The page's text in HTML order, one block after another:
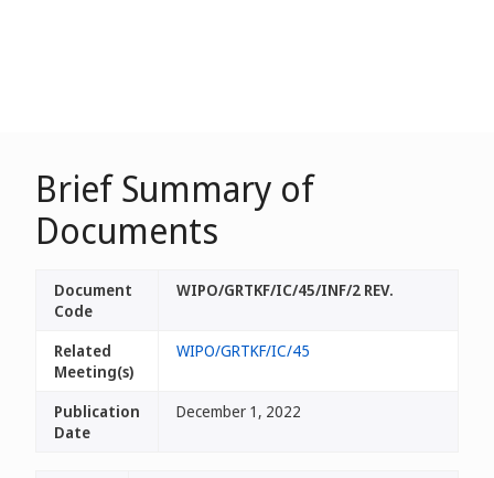
Brief Summary of
Documents
Document
Code
WIPO/GRTKF/IC/45/INF/2 REV.
Related
Meeting(s)
WIPO/GRTKF/IC/45
Publication
Date
December 1, 2022